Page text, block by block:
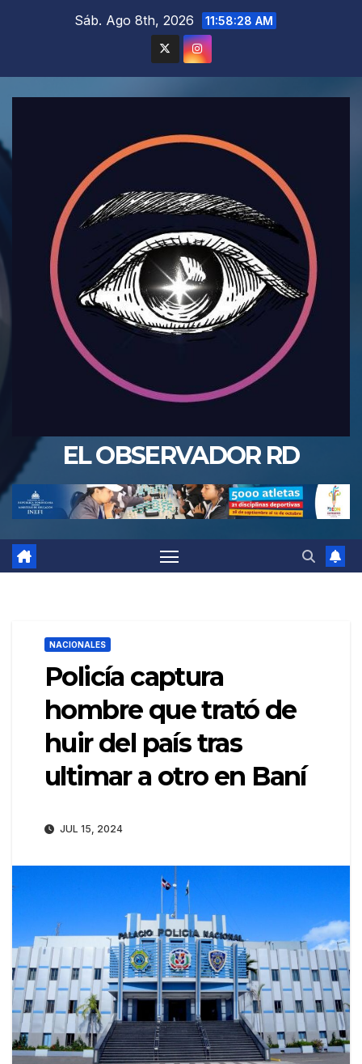
Sáb. Ago 8th, 2026 11:58:30 AM
EL OBSERVADOR RD
NACIONALES
Policía captura
hombre que trató de
huir del país tras
ultimar a otro en Baní
JUL 15, 2024